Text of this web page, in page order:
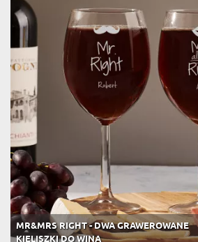
MR&MRS RIGHT - DWA GRAWEROWANE
KIELISZKI DO WINA